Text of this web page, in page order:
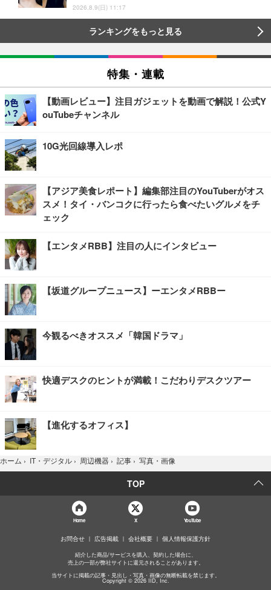
2026.8.9(日) 11:17
ランキングをもっと見る
特集・連載
【動画レビュー】注目ガジェットを動画で解説！公式Y
ouTubeチャンネル
10G光回線導入レポ
【アジア美食レポート】編集部注目のYouTuberがオス
スメ！タイ・バンコクに行ったら食べたいグルメをチ
ェック
【エンタメRBB】注目の人にインタビュー
【坂道グループニュース】ーエンタメRBBー
今観るべきオススメ「韓国ドラマ」
快適デスクのヒントが満載！こだわりデスクツアー
【進化するオフィス】
ホーム › IT・デジタル › 周辺機器 › 記事 › 写真・画像
TOP
Home X YouTube
お問合せ 広告掲載 会社概要 個人情報保護方針
紹介した商品/サービスを購入、契約した場合に、
売上の一部が弊社サイトに還元されることがあります。
当サイトに掲載の記事・見出し・写真・画像の無断転載を禁じます。
Copyright © 2026 IID, Inc.